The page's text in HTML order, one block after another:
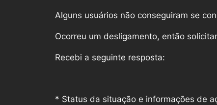
Alguns usuários não conseguiram se
Ocorreu um desligamento, então
Recebi a seguinte resposta:
* Status da situação e informações de